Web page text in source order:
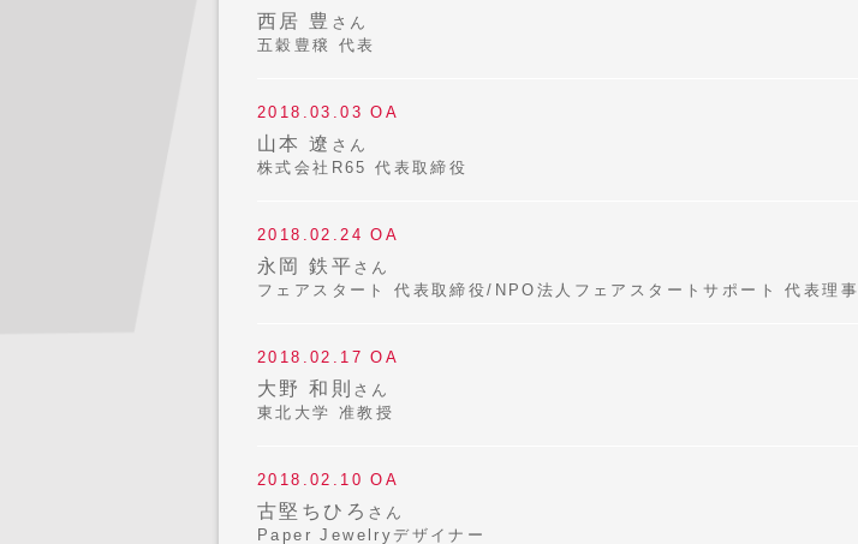
西居 豊 さん
五穀豊穣 代表
2018.03.03 OA
山本 遼 さん
株式会社R65 代表取締役
2018.02.24 OA
永岡 鉄平 さん
フェアスタート 代表取締役/NPO法人フェアスタートサポート 代表理事
2018.02.17 OA
大野 和則 さん
東北大学 准教授
2018.02.10 OA
古堅ちひろ さん
Paper Jewelryデザイナー